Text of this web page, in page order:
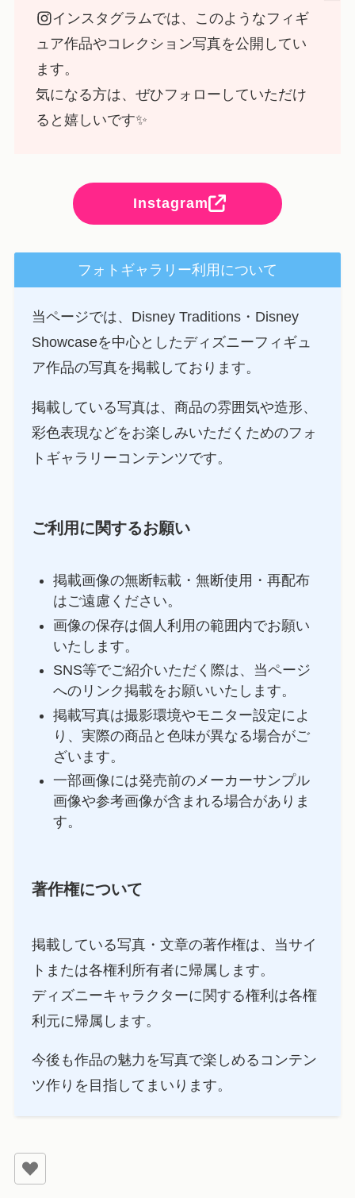
インスタグラムでは、このようなフィギ
ュア作品やコレクション写真を公開してい
ます。
気になる方は、ぜひフォローしていただけ
ると嬉しいです✨
Instagram
フォトギャラリー利用について
当ページでは、Disney Traditions・Disney
Showcaseを中心としたディズニーフィギュ
ア作品の写真を掲載しております。
掲載している写真は、商品の雰囲気や造形、
彩色表現などをお楽しみいただくためのフォ
トギャラリーコンテンツです。
ご利用に関するお願い
掲載画像の無断転載・無断使用・再配布
はご遠慮ください。
画像の保存は個人利用の範囲内でお願い
いたします。
SNS等でご紹介いただく際は、当ページ
へのリンク掲載をお願いいたします。
掲載写真は撮影環境やモニター設定によ
り、実際の商品と色味が異なる場合がご
ざいます。
一部画像には発売前のメーカーサンプル
画像や参考画像が含まれる場合がありま
す。
著作権について
掲載している写真・文章の著作権は、当サイ
トまたは各権利所有者に帰属します。
ディズニーキャラクターに関する権利は各権
利元に帰属します。
今後も作品の魅力を写真で楽しめるコンテン
ツ作りを目指してまいります。